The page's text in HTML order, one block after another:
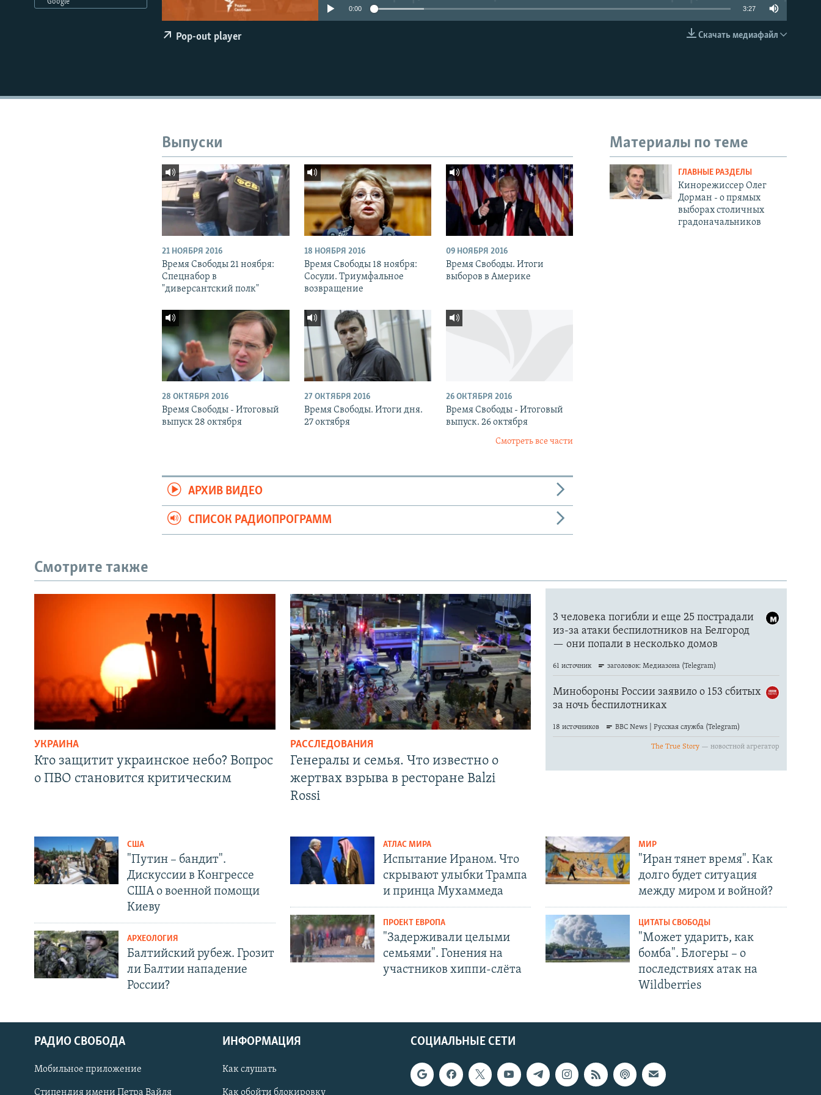
СОЦИАЛЬНЫЕ СЕТИ
EMBED
0:00 3:27
Скачать медиафайл
Pop-out player
Материалы по теме
ГЛАВНЫЕ РАЗДЕЛЫ
Кинорежиссер Олег
Дорман - о прямых
выборах столичных
градоначальников
Выпуски
21 НОЯБРЯ 2016
Время Свободы 21 ноября:
Спецнабор в
"диверсантский полк"
18 НОЯБРЯ 2016
Время Свободы 18 ноября:
Сосули. Триумфальное
возвращение
09 НОЯБРЯ 2016
Время Свободы. Итоги
выборов в Америке
28 ОКТЯБРЯ 2016
Время Свободы - Итоговый
выпуск 28 октября
27 ОКТЯБРЯ 2016
Время Свободы. Итоги дня.
27 октября
26 ОКТЯБРЯ 2016
Время Свободы - Итоговый
выпуск. 26 октября
Смотреть все части
АРХИВ ВИДЕО
СПИСОК РАДИОПРОГРАММ
Смотрите также
УКРАИНА
Кто защитит украинское небо? Вопрос
о ПВО становится критическим
РАССЛЕДОВАНИЯ
Генералы и семья. Что известно о
жертвах взрыва в ресторане Balzi
Rossi
США
"Путин – бандит".
Дискуссии в Конгрессе
США о военной помощи
Киеву
АРХЕОЛОГИЯ
Балтийский рубеж. Грозит
ли Балтии нападение
России?
АТЛАС МИРА
Испытание Ираном. Что
скрывают улыбки Трампа
и принца Мухаммеда
ПРОЕКТ ЕВРОПА
"Задерживали целыми
семьями". Гонения на
участников хиппи-слёта
МИР
"Иран тянет время". Как
долго будет ситуация
между миром и войной?
ЦИТАТЫ СВОБОДЫ
"Может ударить, как
бомба". Блогеры – о
последствиях атак на
Wildberries
СОЦИАЛЬНЫЕ СЕТИ
РАДИО СВОБОДА
Мобильное приложение
Стипендия имени Петра Вайля
ИНФОРМАЦИЯ
Как слушать
Как обойти блокировку